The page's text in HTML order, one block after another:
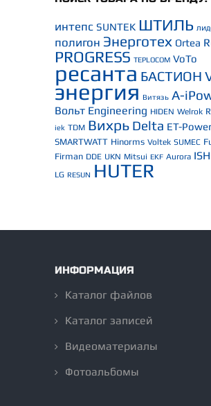
интепс SUNTEK ШТИЛЬ
полигон Энерготех Ortea
PROGRESS TEPLOCOM VoTo
ресанта БАСТИОН
энергия Витязь A-
Вольт Engineering HIDEN Welrok
iek TDM Вихрь Delta ET-Power
SMARTWATT Hinorms Voltek SUMEC
Firman DDE UKN Mitsui EKF Aurora
LG RESUN HUTER
ИНФОРМАЦИЯ
Каталог файлов
Каталог записей
Видеоматериалы
Фотоальбомы